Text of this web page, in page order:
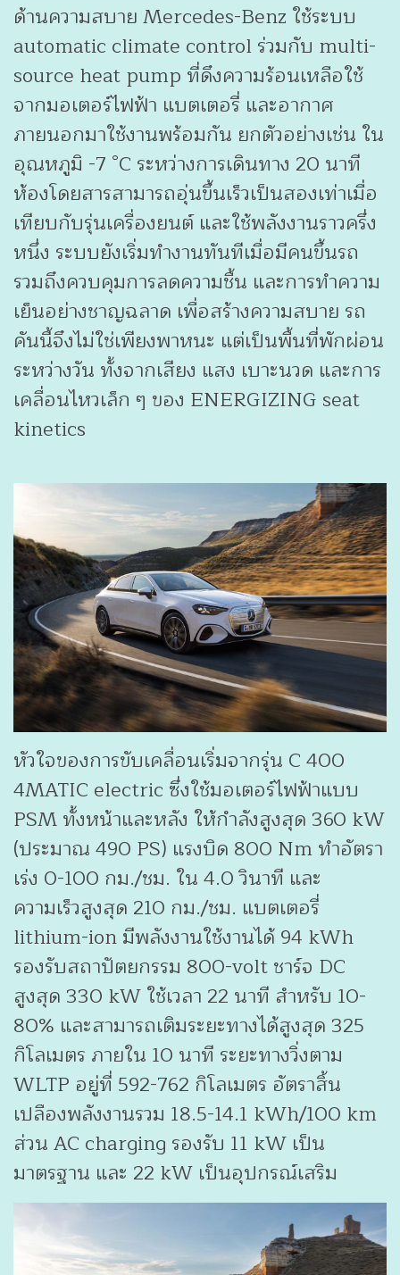
ด้านความสบาย Mercedes-Benz ใช้ระบบ
automatic climate control ร่วมกับ multi-
source heat pump ที่ดึงความร้อนเหลือใช้
จากมอเตอร์ไฟฟ้า แบตเตอรี่ และอากาศ
ภายนอกมาใช้งานพร้อมกัน ยกตัวอย่างเช่น ใน
อุณหภูมิ -7 °C ระหว่างการเดินทาง 20 นาที
ห้องโดยสารสามารถอุ่นขึ้นเร็วเป็นสองเท่าเมื่อ
เทียบกับรุ่นเครื่องยนต์ และใช้พลังงานราวครึ่ง
หนึ่ง ระบบยังเริ่มทำงานทันทีเมื่อมีคนขึ้นรถ
รวมถึงควบคุมการลดความชื้น และการทำความ
เย็นอย่างชาญฉลาด เพื่อสร้างความสบาย รถ
คันนี้จึงไม่ใช่เพียงพาหนะ แต่เป็นพื้นที่พักผ่อน
ระหว่างวัน ทั้งจากเสียง แสง เบาะนวด และการ
เคลื่อนไหวเล็ก ๆ ของ ENERGIZING seat
kinetics
หัวใจของการขับเคลื่อนเริ่มจากรุ่น C 400
4MATIC electric ซึ่งใช้มอเตอร์ไฟฟ้าแบบ
PSM ทั้งหน้าและหลัง ให้กำลังสูงสุด 360 kW
(ประมาณ 490 PS) แรงบิด 800 Nm ทำอัตรา
เร่ง 0-100 กม./ชม. ใน 4.0 วินาที และ
ความเร็วสูงสุด 210 กม./ชม. แบตเตอรี่
lithium-ion มีพลังงานใช้งานได้ 94 kWh
รองรับสถาปัตยกรรม 800-volt ชาร์จ DC
สูงสุด 330 kW ใช้เวลา 22 นาที สำหรับ 10-
80% และสามารถเติมระยะทางได้สูงสุด 325
กิโลเมตร ภายใน 10 นาที ระยะทางวิ่งตาม
WLTP อยู่ที่ 592-762 กิโลเมตร อัตราสิ้น
เปลืองพลังงานรวม 18.5-14.1 kWh/100 km
ส่วน AC charging รองรับ 11 kW เป็น
มาตรฐาน และ 22 kW เป็นอุปกรณ์เสริม